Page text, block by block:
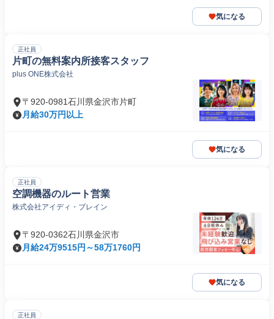
気になる
正社員
片町の無料案内所接客スタッフ
plus ONE株式会社
〒920-0981石川県金沢市片町
月給30万円以上
気になる
正社員
空調機器のルート営業
株式会社アイディ・ブレイン
〒920-0362石川県金沢市
月給24万9515円～58万1760円
気になる
正社員